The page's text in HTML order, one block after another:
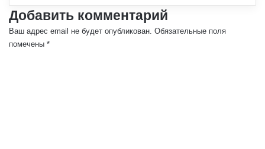
Добавить комментарий
Ваш адрес email не будет опубликован. Обязательные поля
помечены *